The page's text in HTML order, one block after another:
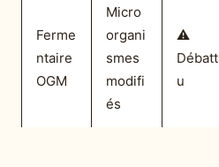
Ferme
ntaire
OGM
Micro
organi
smes
modifi
és
⚠️
Débatt
u